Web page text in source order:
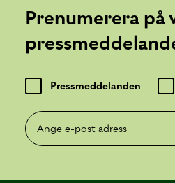
Prenumerera på
Pressmeddelanden
Ange e-post adress